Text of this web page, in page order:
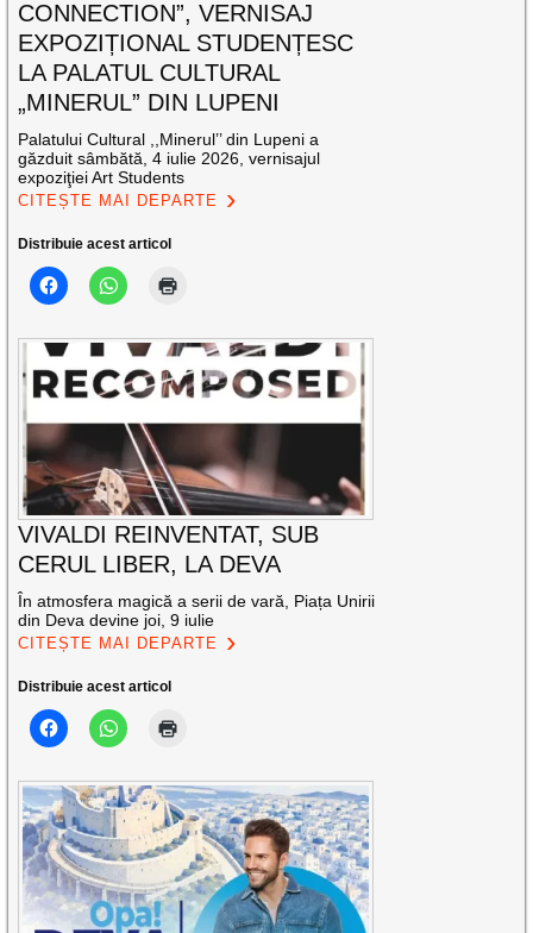
CONNECTION”, VERNISAJ
EXPOZIȚIONAL STUDENȚESC
LA PALATUL CULTURAL
„MINERUL” DIN LUPENI
Palatului Cultural ,,Minerul’’ din Lupeni a
găzduit sâmbătă, 4 iulie 2026, vernisajul
expoziţiei Art Students
CITEȘTE MAI DEPARTE
Distribuie acest articol
VIVALDI REINVENTAT, SUB
CERUL LIBER, LA DEVA
În atmosfera magică a serii de vară, Piața Unirii
din Deva devine joi, 9 iulie
CITEȘTE MAI DEPARTE
Distribuie acest articol